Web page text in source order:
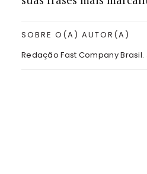
SOBRE O(A) AUTOR(A)
Redação Fast Company Brasil.